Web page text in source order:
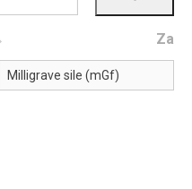
Za